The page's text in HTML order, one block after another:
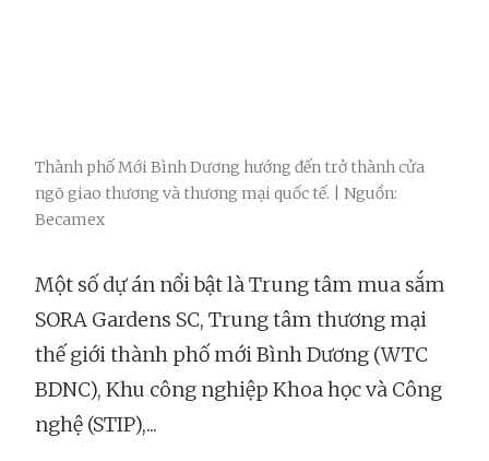
Thành phố Mới Bình Dương hướng đến trở thành cửa
ngõ giao thương và thương mại quốc tế. | Nguồn:
Becamex
Một số dự án nổi bật là Trung tâm mua sắm
SORA Gardens SC, Trung tâm thương mại
thế giới thành phố mới Bình Dương (WTC
BDNC), Khu công nghiệp Khoa học và Công
nghệ (STIP),...